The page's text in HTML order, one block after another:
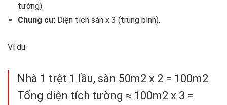
tường).
Chung cư: Diện tích sàn x 3 (trung bình).
Ví dụ:
Nhà 1 trệt 1 lầu, sàn 50m2 x 2 = 100m2
Tổng diện tích tường ≈ 100m2 x 3 =